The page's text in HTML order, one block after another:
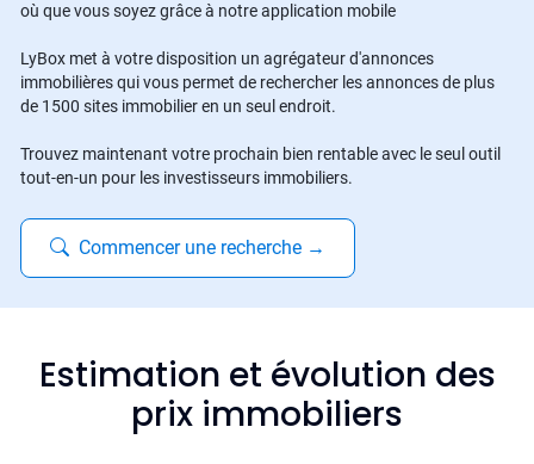
où que vous soyez grâce à notre application mobile
LyBox met à votre disposition un agrégateur d'annonces
immobilières qui vous permet de rechercher les annonces de plus
de 1500 sites immobilier en un seul endroit.
Trouvez maintenant votre prochain bien rentable avec le seul outil
tout-en-un pour les investisseurs immobiliers.
Commencer une recherche →
Estimation et évolution des
prix immobiliers